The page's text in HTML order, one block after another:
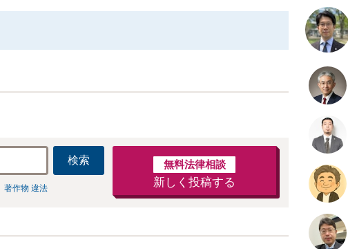
検索
著作物 違法
無料法律相談
新しく投稿する